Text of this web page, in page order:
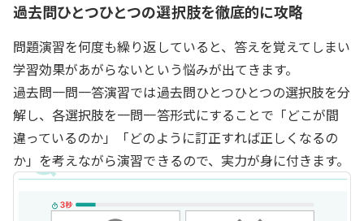
過去問ひとつひとつの選択肢を徹底的に攻略
問題演習を何度も繰り返していると、答えを覚えてしまい
学習効果があがらないという悩みが出てきます。
過去問一問一答演習では過去問ひとつひとつの選択肢を分
解し、各選択肢を一問一答形式にすることで「どこが間
違っているのか」「どのように訂正すれば正しくなるの
か」を考えながら演習できるので、実力が身に付きます。